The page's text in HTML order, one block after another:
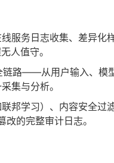
服务日志收集、差异化
人值守。
链路——从用户输入、模
集与分析。
邦学习）、内容安全过
的完整审计日志。